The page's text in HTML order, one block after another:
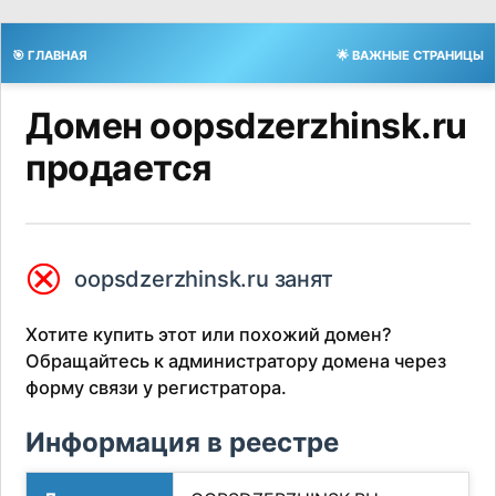
🎯 ГЛАВНАЯ 🌟 ВАЖНЫЕ СТРАНИЦЫ
Домен oopsdzerzhinsk.ru
продается
⮿ oopsdzerzhinsk.ru занят
Хотите купить этот или похожий домен?
Обращайтесь к администратору домена через
форму связи у регистратора.
Информация в реестре